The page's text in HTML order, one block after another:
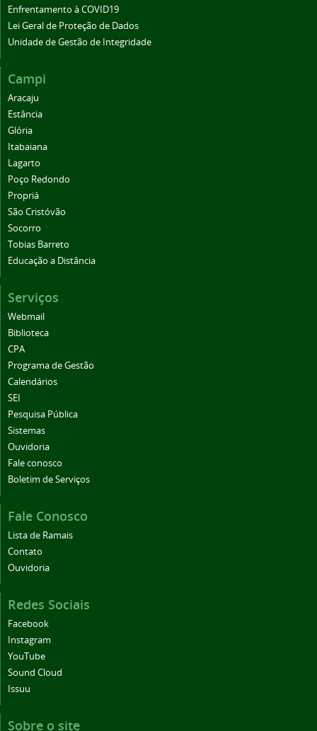
Enfrentamento à COVID19
Lei Geral de Proteção de Dados
Unidade de Gestão de Integridade
Campi
Aracaju
Estância
Glória
Itabaiana
Lagarto
Poço Redondo
Propriá
São Cristóvão
Socorro
Tobias Barreto
Educação a Distância
Serviços
Webmail
Biblioteca
CPA
Programa de Gestão
Calendários
SEI
Pesquisa Pública
Sistemas
Ouvidoria
Fale conosco
Boletim de Serviços
Fale Conosco
Lista de Ramais
Contato
Ouvidoria
Redes Sociais
Facebook
Instagram
YouTube
Sound Cloud
Issuu
Sobre o site